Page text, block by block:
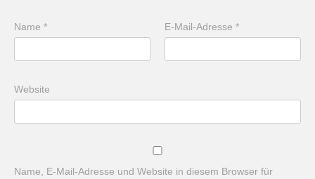
Name * E-Mail-Adresse*
Website
Name, E-Mail-Adresse und Website in diesem Browser für